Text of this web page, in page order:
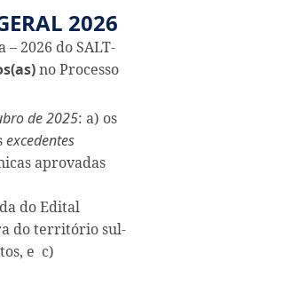
2026
2026 do SALT-
no Processo
de 2025: a) os
excedentes
aprovadas
do Edital
do território sul-
e c)